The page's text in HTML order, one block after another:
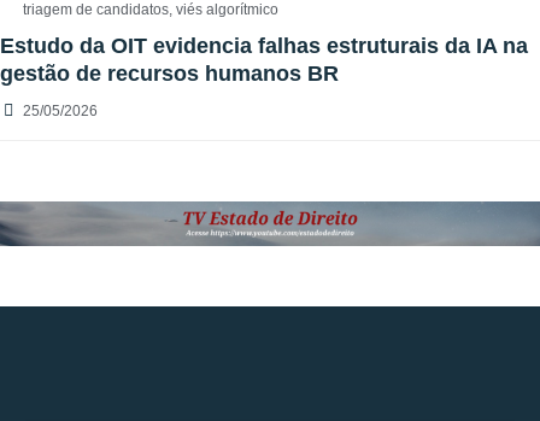
triagem de candidatos, viés algorítmico
Estudo da OIT evidencia falhas estruturais da IA na
gestão de recursos humanos BR
25/05/2026